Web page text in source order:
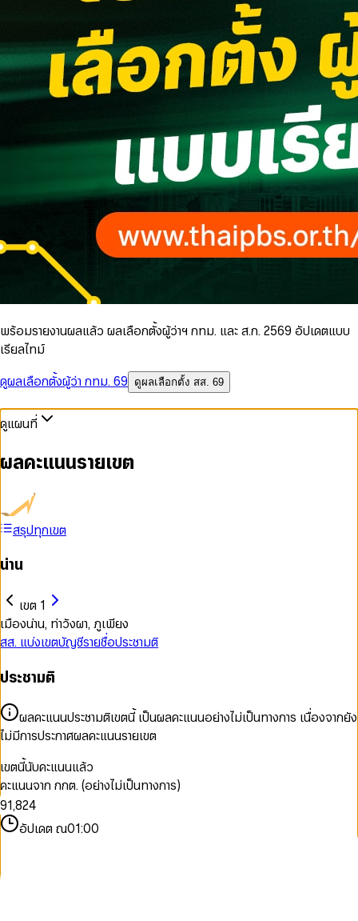
พร้อมรายงานผลแล้ว ผลเลือกตั้งผู้ว่าฯ กทม. และ ส.ก. 2569 อัปเดตแบบ
เรียลไทม์
ดูผลเลือกตั้งผู้ว่า กทม. 69
ดูผลเลือกตั้ง สส. 69
ดูแผนที่
ผลคะแนนรายเขต
สรุปทุกเขต
น่าน
เขต 1
เมืองน่าน, ท่าวังผา, ภูเพียง
สส. แบ่งเขตบัญชีรายชื่อประชามติ
ประชามติ
ผลคะแนนประชามติเขตนี้ เป็นผลคะแนนอย่างไม่เป็นทางการ เนื่องจากยัง
ไม่มีการประกาศผลคะแนนรายเขต
เขตนี้นับคะแนนแล้ว
คะแนนจาก กกต. (อย่างไม่เป็นทางการ)
0
1
2
3
4
5
6
7
8
9
0
1
2
3
,
0
1
2
3
4
5
6
7
8
9
0
1
2
3
4
0
1
2
3
4
5
6
อัปเดต ณ01:00